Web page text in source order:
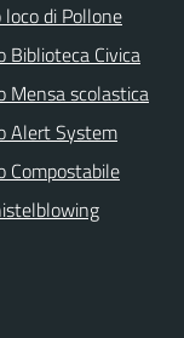
loco di Pollone
Biblioteca Civica
Mensa scolastica
Alert System
Compostabile